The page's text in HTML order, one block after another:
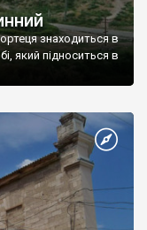
знаходиться в
який підноситься в